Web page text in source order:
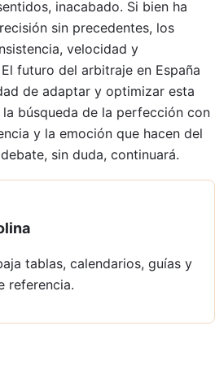
inacabado. Si bien ha
sin precedentes, los
velocidad y
futuro del arbitraje en España
de adaptar y optimizar esta
búsqueda de la perfección con
y la emoción que hacen del
sin duda, continuará.
tablas, calendarios, guías y
referencia.